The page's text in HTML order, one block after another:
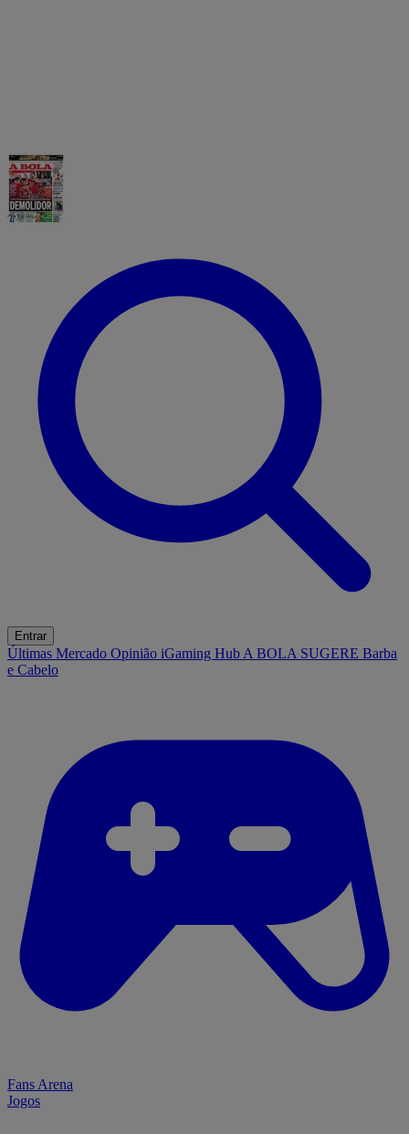
Entrar
Últimas Mercado Opinião iGaming Hub A BOLA SUGERE Barba
e Cabelo
Fans Arena
Jogos